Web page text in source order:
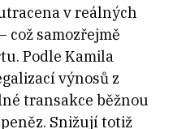
v reálných
což samozřejmě
Podle Kamila
výnosů z
transakce běžnou
Snižují totiž